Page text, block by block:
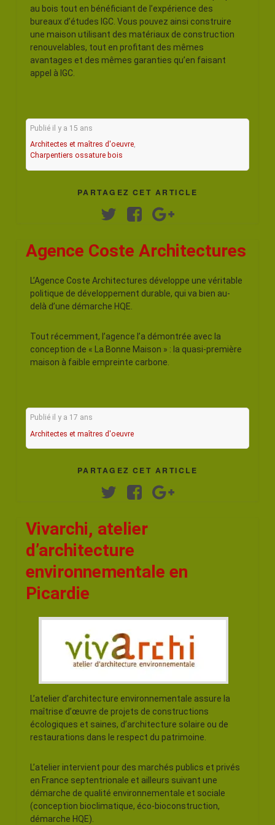
au bois tout en bénéficiant de l’expérience des
bureaux d’études IGC. Vous pouvez ainsi construire
une maison utilisant des matériaux de construction
renouvelables, tout en profitant des mêmes
avantages et des mêmes garanties qu’en faisant
appel à IGC.
Publié il y a 15 ans
Architectes et maîtres d'oeuvre,
Charpentiers ossature bois
PARTAGEZ CET ARTICLE
Twitter Facebook
Agence Coste Architectures
L’Agence Coste Architectures développe une véritable
politique de développement durable, qui va bien au-
delà d’une démarche HQE.
Tout récemment, l’agence l’a démontrée avec la
conception de « La Bonne Maison » : la quasi-première
maison à faible empreinte carbone.
Publié il y a 17 ans
Architectes et maîtres d'oeuvre
PARTAGEZ CET ARTICLE
Twitter Facebook
Vivarchi, atelier
d’architecture
environnementale en
Picardie
L’atelier d’architecture environnementale assure la
maîtrise d’œuvre de projets de constructions
écologiques et saines, d’architecture solaire ou de
restaurations dans le respect du patrimoine.
L’atelier intervient pour des marchés publics et privés
en France septentrionale et ailleurs suivant une
démarche de qualité environnementale et sociale
(conception bioclimatique, éco-bioconstruction,
démarche HQE).